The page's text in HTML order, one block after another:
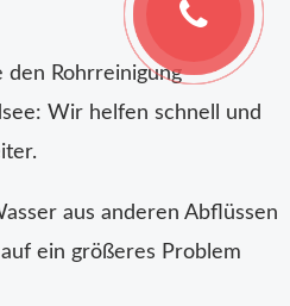
den Rohrreinigung
Wir helfen schnell und
aus anderen Abflüssen
ein größeres Problem